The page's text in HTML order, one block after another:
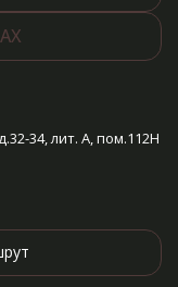
34, лит. А, пом.112Н